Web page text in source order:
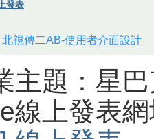
發表
視傳二AB-使用者介面設計
主題：星
線上發表